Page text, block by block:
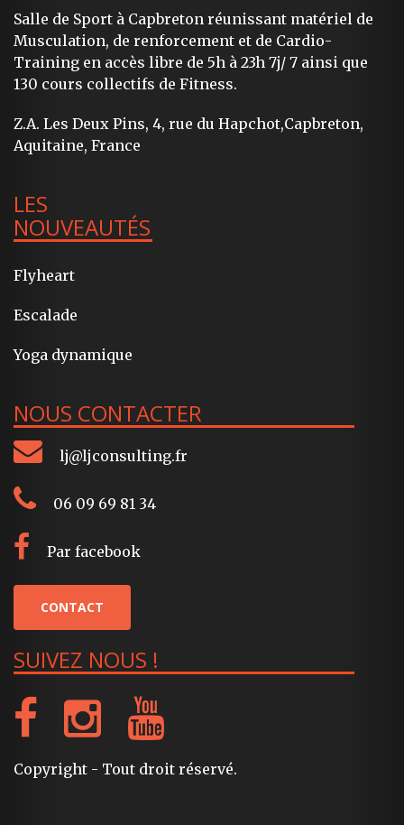
Salle de Sport à Capbreton réunissant matériel de
Musculation, de renforcement et de Cardio-
Training en accès libre de 5h à 23h 7j/ 7 ainsi que
130 cours collectifs de Fitness.
Z.A. Les Deux Pins, 4, rue du Hapchot,Capbreton,
Aquitaine, France
LES
NOUVEAUTÉS
Flyheart
Escalade
Yoga dynamique
NOUS CONTACTER
lj@ljconsulting.fr
06 09 69 81 34
Par facebook
CONTACT
SUIVEZ NOUS !
Copyright - Tout droit réservé.